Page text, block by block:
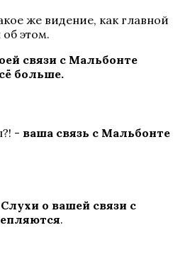
же видение, как главной
этом.
связи с Мальбонте
больше.
- ваша связь с Мальбонте
о вашей связи с
.